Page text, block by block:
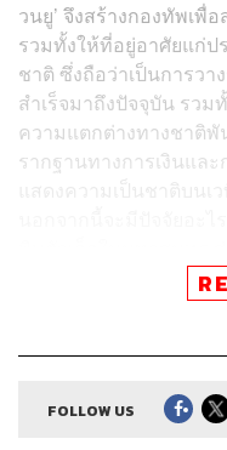
วนยู’ จึงสร้างกองทัพเ
รวมทั้งให้ที่อยู่อาศัยแก่ป
ชาติ ซึ่งถือว่าเป็นการว
สำเร็จมาถึงปัจจุบัน รว
ความแตกต่างทางชาติพั
รากฐานทางการเงินแล
แสดงความเป็นชาติบนเ
ติดตาม
FOLLOW US